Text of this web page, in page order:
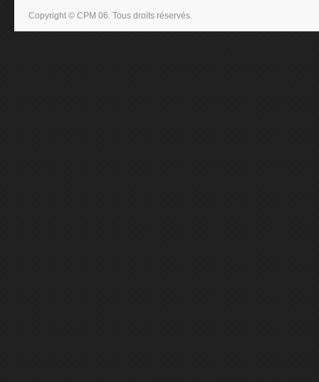
Copyright © CPM 06. Tous droits réservés.